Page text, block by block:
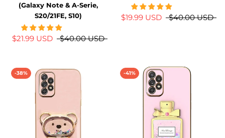
(Galaxy Note & A-Serie,
S20/21FE, S10)
$21.99 USD $40.00 USD
$19.99 USD $40.00 USD
-38% -41%